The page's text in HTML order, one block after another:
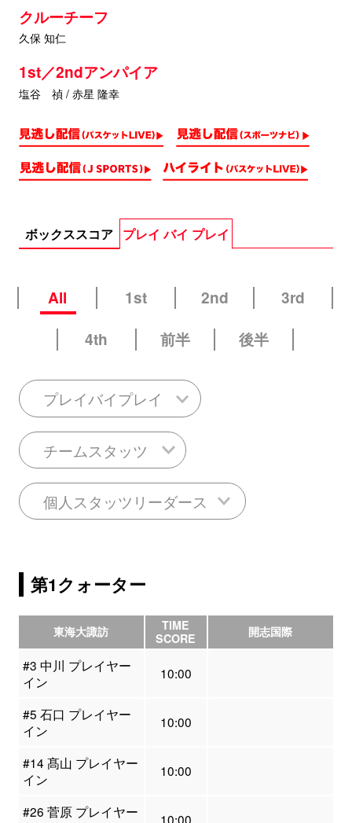
クルーチーフ
久保 知仁
1st／2ndアンパイア
塩谷 禎 / 赤星 隆幸
ボックススコア プレイ バイ プレイ
All 1st 2nd
3rd
4th
前半 後半
プレイバイプレイ
チームスタッツ
個人スタッツリーダース
第1クォーター
東海大諏訪
TIME
SCORE
開志国際
#3 中川 プレイヤー
イン
10:00
#5 石口 プレイヤー
イン
10:00
#14 髙山 プレイヤー
イン
10:00
#26 菅原 プレイヤー
10:00